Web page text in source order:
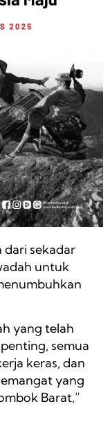
dari sekadar
untuk
yang telah
semua
keras, dan
yang
Barat,”